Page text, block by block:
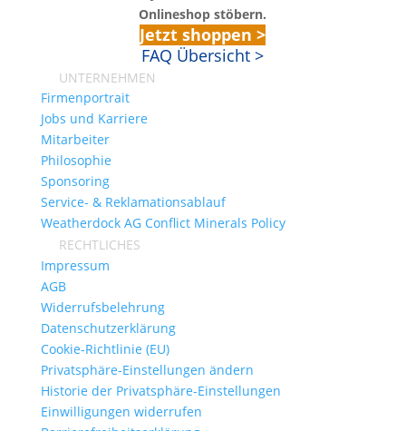
Onlineshop stöbern.
Jetzt shoppen >
FAQ Übersicht >
UNTERNEHMEN
Firmenportrait
Jobs und Karriere
Mitarbeiter
Philosophie
Sponsoring
Service- & Reklamationsablauf
Weatherdock AG Conflict Minerals Policy
RECHTLICHES
Impressum
AGB
Widerrufsbelehrung
Datenschutzerklärung
Cookie-Richtlinie (EU)
Privatsphäre-Einstellungen ändern
Historie der Privatsphäre-Einstellungen
Einwilligungen widerrufen